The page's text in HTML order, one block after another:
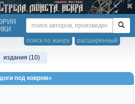
расширенный
поиск по жанру
издания (10)
под ковром»